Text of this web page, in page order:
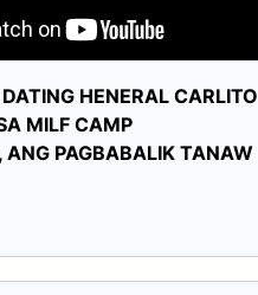
HENERAL CARLITO
MILF CAMP
ANG PAGBABALIK TANAW